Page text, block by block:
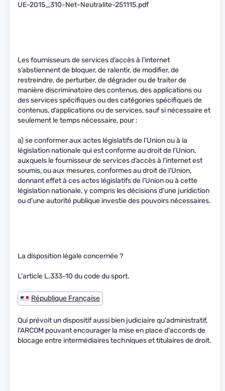
UE-2015_310-Net-Neutralite-251115.pdf
Les fournisseurs de services d’accès à l’internet
s’abstiennent de bloquer, de ralentir, de modifier, de
restreindre, de perturber, de dégrader ou de traiter de
manière discriminatoire des contenus, des applications ou
des services spécifiques ou des catégories spécifiques de
contenus, d’applications ou de services, sauf si nécessaire et
seulement le temps nécessaire, pour :
a) se conformer aux actes législatifs de l’Union ou à la
législation nationale qui est conforme au droit de l’Union,
auxquels le fournisseur de services d’accès à l’internet est
soumis, ou aux mesures, conformes au droit de l’Union,
donnant effet à ces actes législatifs de l’Union ou à cette
législation nationale, y compris les décisions d’une juridiction
ou d’une autorité publique investie des pouvoirs nécessaires.
La disposition légale concernée ?
L'article L.333-10 du code du sport.
République Française
Qui prévoit un dispositif aussi bien judiciaire qu'administratif,
l'ARCOM pouvant encourager la mise en place d'accords de
blocage entre intermédiaires techniques et titulaires de droit.